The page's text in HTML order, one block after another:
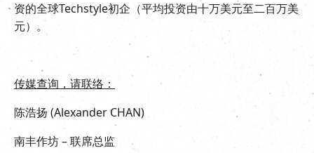
资的全球Techstyle初企（平均投资由十万美元至二百万美
元）。
传媒查询，请联络：
陈浩扬 (Alexander CHAN)
南丰作坊 – 联席总监